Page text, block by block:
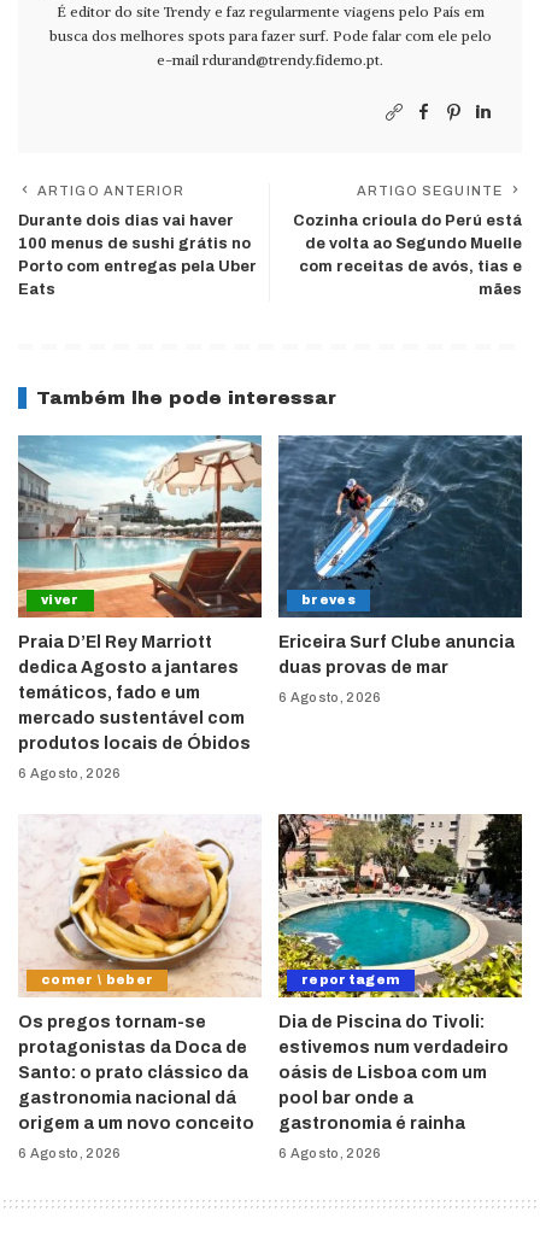
É editor do site Trendy e faz regularmente viagens pelo País em
busca dos melhores spots para fazer surf. Pode falar com ele pelo
e-mail rdurand@trendy.fidemo.pt.
ARTIGO ANTERIOR
Durante dois dias vai haver
100 menus de sushi grátis no
Porto com entregas pela Uber
Eats
ARTIGO SEGUINTE
Cozinha crioula do Perú está
de volta ao Segundo Muelle
com receitas de avós, tias e
mães
Também lhe pode interessar
viver
Praia D’El Rey Marriott
dedica Agosto a jantares
temáticos, fado e um
mercado sustentável com
produtos locais de Óbidos
6 Agosto, 2026
breves
Ericeira Surf Clube anuncia
duas provas de mar
6 Agosto, 2026
comer \ beber
Os pregos tornam-se
protagonistas da Doca de
Santo: o prato clássico da
gastronomia nacional dá
origem a um novo conceito
6 Agosto, 2026
reportagem
Dia de Piscina do Tivoli:
estivemos num verdadeiro
oásis de Lisboa com um
pool bar onde a
gastronomia é rainha
6 Agosto, 2026